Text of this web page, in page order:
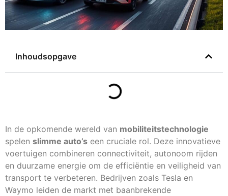
Inhoudsopgave
In de opkomende wereld van mobiliteitstechnologie
spelen slimme auto’s een cruciale rol. Deze innovatieve
voertuigen combineren connectiviteit, autonoom rijden
en duurzame energie om de efficiëntie en veiligheid van
transport te verbeteren. Bedrijven zoals Tesla en
Waymo leiden de markt met baanbrekende